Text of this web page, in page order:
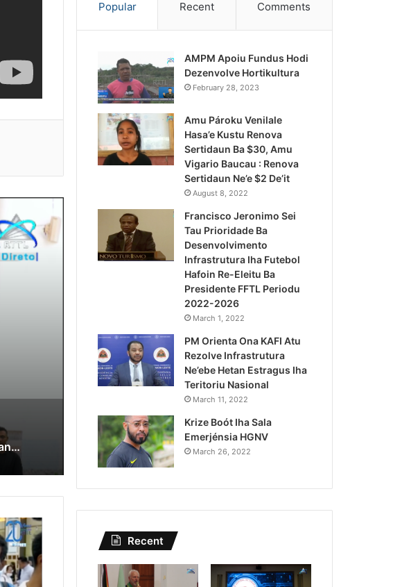
Lei Siberseguransa Ajuda
Kaptura Autór Kriminozu
Estranjeiru
Lei Siberseguransa Ajuda Autoridade Polisiál Kaptura Autór Kriminozu ho Paradeiru Iha Estranjeiru
Popular Recent Comments
AMPM Apoiu Fundus Hodi
Dezenvolve Hortikultura
February 28, 2023
Amu Pároku Venilale
Hasa’e Kustu Renova
Sertidaun Ba $30, Amu
Vigario Baucau : Renova
Sertidaun Ne’e $2 De’it
August 8, 2022
Francisco Jeronimo Sei
Tau Prioridade Ba
Desenvolvimento
Infrastrutura Iha Futebol
Hafoin Re-Eleitu Ba
Presidente FFTL Periodu
2022-2026
March 1, 2022
PM Orienta Ona KAFI Atu
Rezolve Infrastrutura
Ne’ebe Hetan Estragus Iha
Teritoriu Nasional
March 11, 2022
Krize Boót Iha Sala
Emerjénsia HGNV
March 26, 2022
Recent